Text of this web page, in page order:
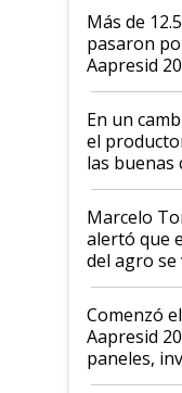
Más de
pasaron
Aapresid
demostrar
suelo es
sistema
En un
el
las buenas
agro
"Los veo
Marcelo
alertó que
del agro se
"No es
Argentina
las mismas
años"
Comenzó
Aapresid
paneles,
todas las